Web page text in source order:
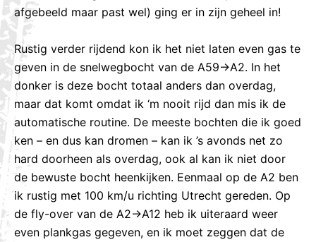
afgebeeld maar past wel) ging er in zijn geheel in!
Rustig verder rijdend kon ik het niet laten even gas te
geven in de snelwegbocht van de A59->A2. In het
donker is deze bocht totaal anders dan overdag,
maar dat komt omdat ik ‘m nooit rijd dan mis ik de
automatische routine. De meeste bochten die ik goed
ken – en dus kan dromen – kan ik ’s avonds net zo
hard doorheen als overdag, ook al kan ik niet door
de bewuste bocht heenkijken. Eenmaal op de A2 ben
ik rustig met 100 km/u richting Utrecht gereden. Op
de fly-over van de A2->A12 heb ik uiteraard weer
even plankgas gegeven, en ik moet zeggen dat de